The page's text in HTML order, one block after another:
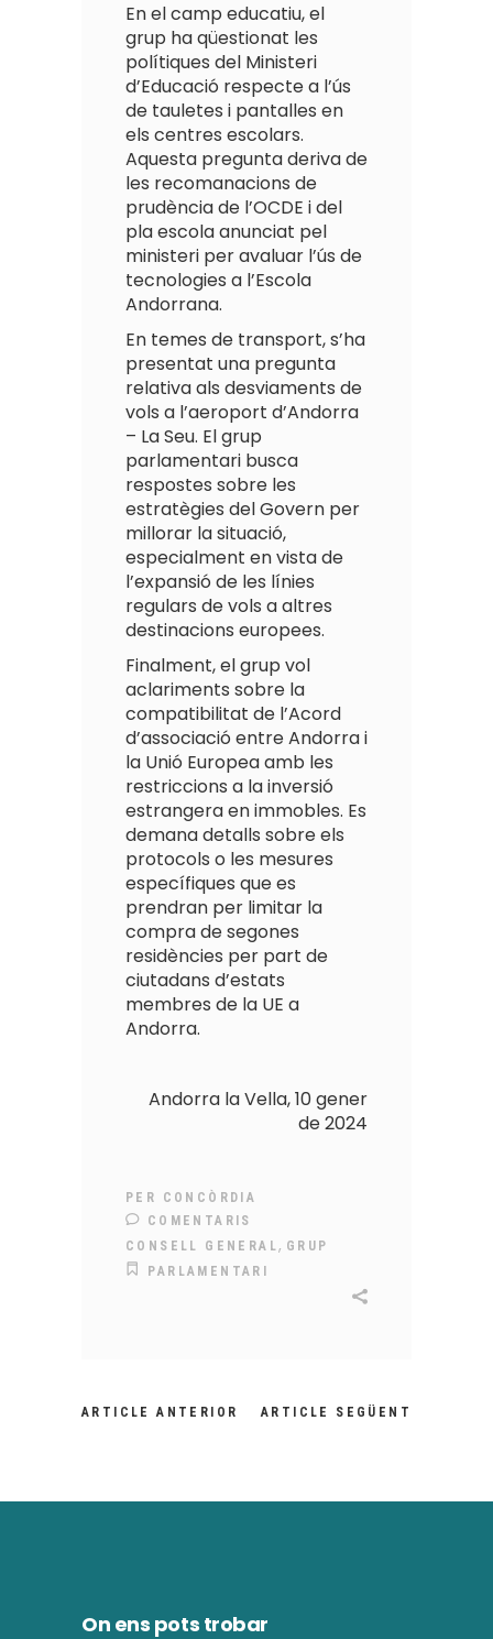
En el camp educatiu, el
grup ha qüestionat les
polítiques del Ministeri
d’Educació respecte a l’ús
de tauletes i pantalles en
els centres escolars.
Aquesta pregunta deriva de
les recomanacions de
prudència de l’OCDE i del
pla escola anunciat pel
ministeri per avaluar l’ús de
tecnologies a l’Escola
Andorrana.
En temes de transport, s’ha
presentat una pregunta
relativa als desviaments de
vols a l’aeroport d’Andorra
– La Seu. El grup
parlamentari busca
respostes sobre les
estratègies del Govern per
millorar la situació,
especialment en vista de
l’expansió de les línies
regulars de vols a altres
destinacions europees.
Finalment, el grup vol
aclariments sobre la
compatibilitat de l’Acord
d’associació entre Andorra i
la Unió Europea amb les
restriccions a la inversió
estrangera en immobles. Es
demana detalls sobre els
protocols o les mesures
específiques que es
prendran per limitar la
compra de segones
residències per part de
ciutadans d’estats
membres de la UE a
Andorra.
Andorra la Vella, 10 gener
de 2024
PER CONCÒRDIA
COMENTARIS
CONSELL GENERAL, GRUP
PARLAMENTARI
ARTICLE ANTERIOR ARTICLE SEGÜENT
On ens pots trobar